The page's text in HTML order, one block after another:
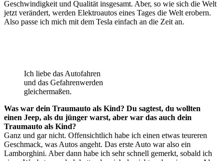
Geschwindigkeit und Qualität insgesamt. Aber, so wie sich die Welt
jetzt verändert, werden Elektroautos eines Tages die Welt erobern.
Also passe ich mich mit dem Tesla einfach an die Zeit an.
Ich liebe das Autofahren
und das Gefahrenwerden
gleichermaßen.
Was war dein Traumauto als Kind? Du sagtest, du wollten
einen Jeep, als du jünger warst, aber war das auch dein
Traumauto als Kind?
Ganz und gar nicht. Offensichtlich habe ich einen etwas teureren
Geschmack, was Autos angeht. Das erste Auto war also ein
Lamborghini. Aber dann habe ich sehr schnell gemerkt, sobald ich